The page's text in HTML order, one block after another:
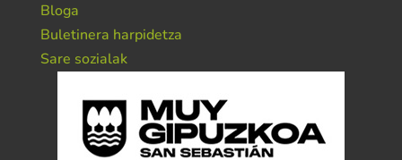
Bloga
Buletinera harpidetza
Sare sozialak